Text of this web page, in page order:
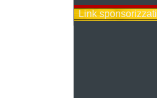
Link sponsorizzati